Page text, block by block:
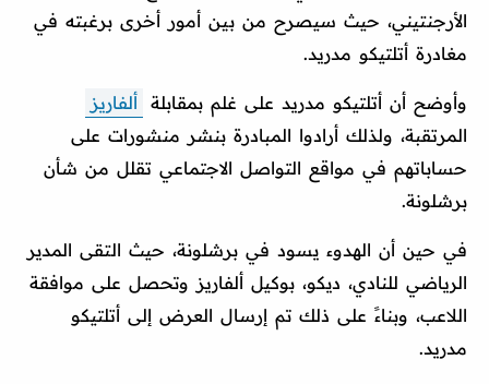
الأرجنتيني، حيث سيصرح من بين أمور أخرى برغبته في
مغادرة أتلتيكو مدريد.
وأوضح أن أتلتيكو مدريد على غلم بمقابلة ألفاريز
المرتقبة، ولذلك أرادوا المبادرة بنشر منشورات على
حساباتهم في مواقع التواصل الاجتماعي تقلل من شأن
برشلونة.
في حين أن الهدوء يسود في برشلونة، حيث التقى المدير
الرياضي للنادي، ديكو، بوكيل ألفاريز وتحصل على موافقة
اللاعب، وبناءً على ذلك تم إرسال العرض إلى أتلتيكو
مدريد.